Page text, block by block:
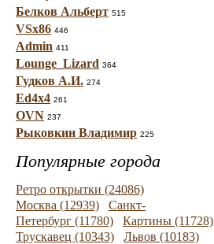
Белков Альберт 515
VSx86 446
Admin 411
Lounge_Lizard 364
Гудков А.И. 274
Ed4x4 261
OVN 237
Рыковкин Владимир 225
Популярные города
Ретро открытки (24086)
Москва (12939)
Санкт-
Петербург (11780)
Картины (11728)
Трускавец (10343)
Львов (10183)